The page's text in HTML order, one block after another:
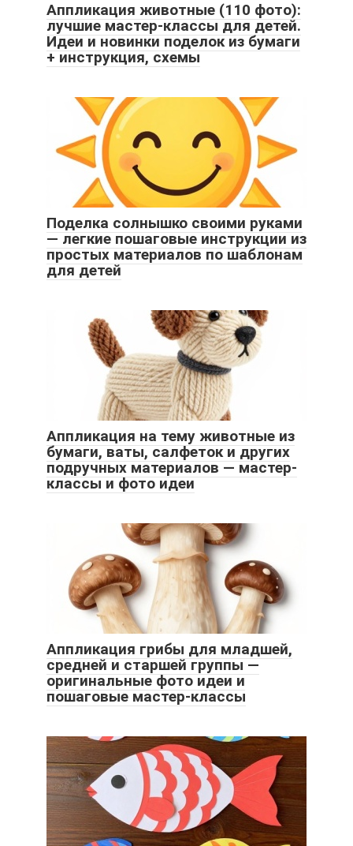
Аппликация животные (110 фото):
лучшие мастер-классы для детей.
Идеи и новинки поделок из бумаги
+ инструкция, схемы
Поделка солнышко своими руками
— легкие пошаговые инструкции из
простых материалов по шаблонам
для детей
Аппликация на тему животные из
бумаги, ваты, салфеток и других
подручных материалов — мастер-
классы и фото идеи
Аппликация грибы для младшей,
средней и старшей группы —
оригинальные фото идеи и
пошаговые мастер-классы